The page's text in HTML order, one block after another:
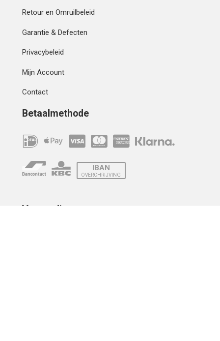
Retour en Omruilbeleid
Garantie & Defecten
Privacybeleid
Mijn Account
Contact
Betaalmethode
IBAN
OVERCHRIJVING
Verzending